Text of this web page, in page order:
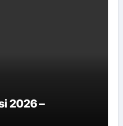
2026 –